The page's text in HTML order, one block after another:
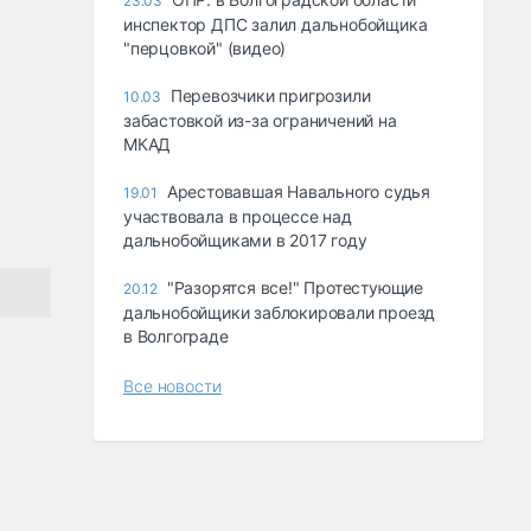
инспектор ДПС залил дальнобойщика
"перцовкой" (видео)
10.03
Перевозчики пригрозили
забастовкой из-за ограничений на
МКАД
19.01
Арестовавшая Навального судья
участвовала в процессе над
дальнобойщиками в 2017 году
20.12 "Разорятся все!" Протестующие
дальнобойщики заблокировали проезд
в Волгограде
Все новости